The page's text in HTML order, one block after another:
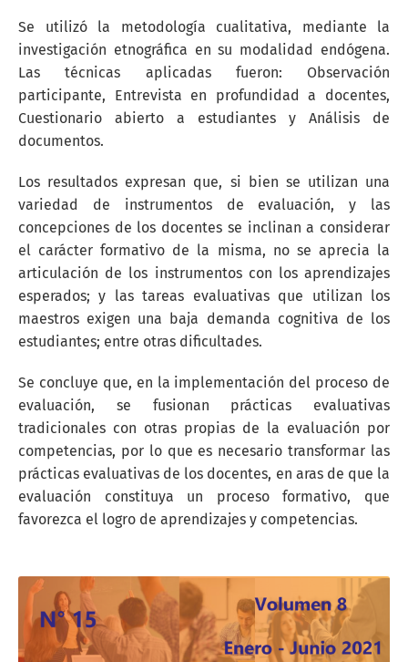
Se utilizó la metodología cualitativa, mediante la
investigación etnográfica en su modalidad endógena.
Las técnicas aplicadas fueron: Observación
participante, Entrevista en profundidad a docentes,
Cuestionario abierto a estudiantes y Análisis de
documentos.
Los resultados expresan que, si bien se utilizan una
variedad de instrumentos de evaluación, y las
concepciones de los docentes se inclinan a considerar
el carácter formativo de la misma, no se aprecia la
articulación de los instrumentos con los aprendizajes
esperados; y las tareas evaluativas que utilizan los
maestros exigen una baja demanda cognitiva de los
estudiantes; entre otras dificultades.
Se concluye que, en la implementación del proceso de
evaluación, se fusionan prácticas evaluativas
tradicionales con otras propias de la evaluación por
competencias, por lo que es necesario transformar las
prácticas evaluativas de los docentes, en aras de que la
evaluación constituya un proceso formativo, que
favorezca el logro de aprendizajes y competencias.